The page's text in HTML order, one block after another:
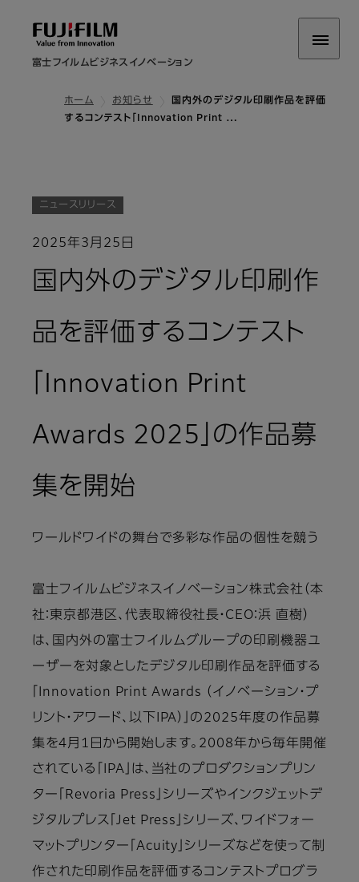
富士フイルムビジネスイノベーション
ホーム お知らせ
国内外のデジタル印刷作品を評価
するコンテスト「Innovation Print …
ニュースリリース
2025年3月25日
国内外のデジタル印刷作
品を評価するコンテスト
「Innovation Print
Awards 2025」の作品募
集を開始
ワールドワイドの舞台で多彩な作品の個性を競う
富士フイルムビジネスイノベーション株式会社（本
社：東京都港区、代表取締役社長・CEO：浜 直樹）
は、国内外の富士フイルムグループの印刷機器ユ
ーザーを対象としたデジタル印刷作品を評価する
「Innovation Print Awards （イノベーション・プ
リント・アワード、以下IPA）」の2025年度の作品募
集を4月1日から開始します。2008年から毎年開催
されている「IPA」は、当社のプロダクションプリン
ター「Revoria Press」シリーズやインクジェットデ
ジタルプレス「Jet Press」シリーズ、ワイドフォー
マットプリンター「Acuity」シリーズなどを使って制
作された印刷作品を評価するコンテストプログラ